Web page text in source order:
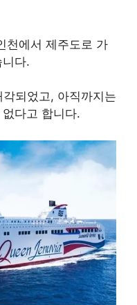
천에서 제주도로 가
다.
각되었고, 아직까지는
다고 합니다.